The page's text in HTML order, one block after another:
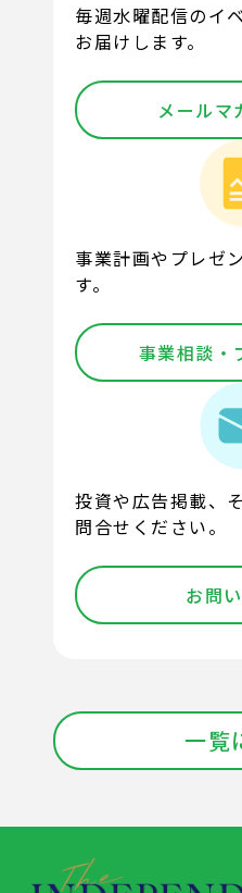
毎週水曜配信のイ
お届けします。
メールマ
事業計画やプレゼ
す。
事業相談・
投資や広告掲載、
問合せください。
お問
一覧